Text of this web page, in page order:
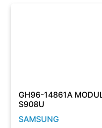
GH96-14861A
S908U
SAMSUNG